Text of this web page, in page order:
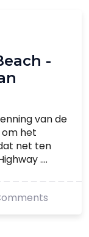
-
van de
om het
net ten
....